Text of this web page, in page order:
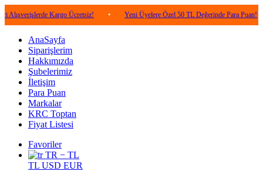
Kargo Ücretsiz! • Yeni Üyelere Özel 50 TL Değerinde Para Puan! •
AnaSayfa
Siparişlerim
Hakkımızda
Şubelerimiz
İletişim
Para Puan
Markalar
KRC Toptan
Fiyat Listesi
Favoriler
TR − TL
TL USD EUR